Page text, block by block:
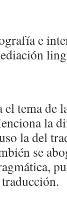
e
tema de
la
la del
se